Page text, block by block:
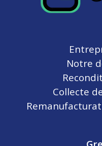
Notre
Collecte